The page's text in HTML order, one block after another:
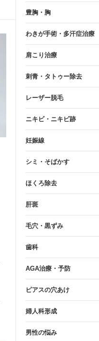
豊胸・胸
わきが手術・多汗症治療
肩こり治療
刺青・タトゥー除去
レーザー脱毛
ニキビ・ニキビ跡
妊娠線
シミ・そばかす
ほくろ除去
肝斑
毛穴・黒ずみ
歯科
AGA治療・予防
ピアスの穴あけ
婦人科形成
男性の悩み